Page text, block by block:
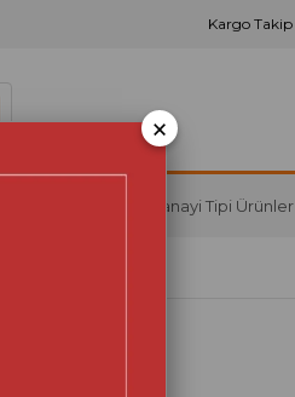
Kargo Takip
Sanayi Tipi Ürünler
Vantilatör
×